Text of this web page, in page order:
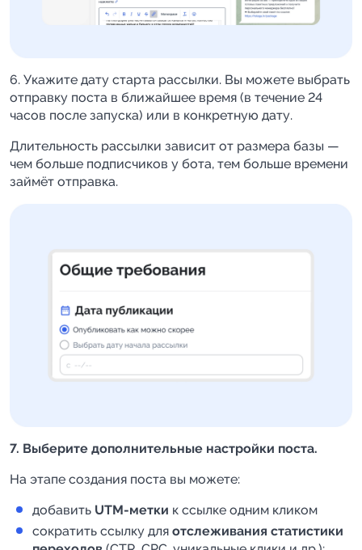
6. Укажите дату старта рассылки. Вы можете выбрать
отправку поста в ближайшее время (в течение 24
часов после запуска) или в конкретную дату.
Длительность рассылки зависит от размера базы —
чем больше подписчиков у бота, тем больше времени
займёт отправка.
7. Выберите дополнительные настройки поста.
На этапе создания поста вы можете:
добавить UTM-метки к ссылке одним кликом
сократить ссылку для отслеживания статистики